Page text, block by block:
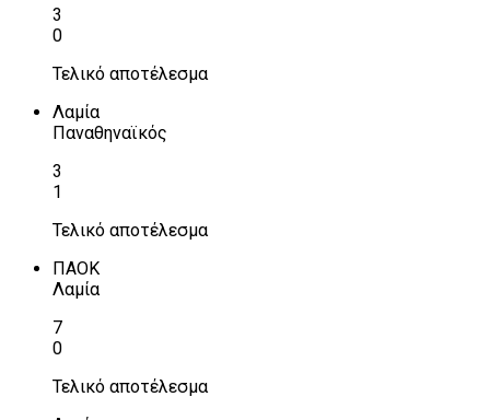
3
0
Τελικό αποτέλεσμα
Λαμία
Παναθηναϊκός
3
1
Τελικό αποτέλεσμα
ΠΑΟΚ
Λαμία
7
0
Τελικό αποτέλεσμα